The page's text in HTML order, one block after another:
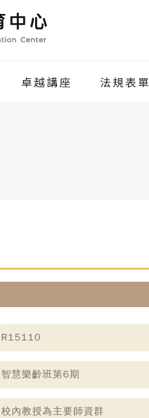
卓越講座 法規表單
R15110
智慧樂齡班第6期
校內教授為主要師資群